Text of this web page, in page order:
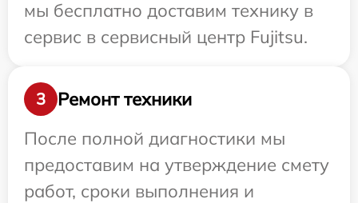
мы бесплатно доставим технику в
сервис в сервисный центр Fujitsu.
3
Ремонт техники
После полной диагностики мы
предоставим на утверждение смету
работ, сроки выполнения и